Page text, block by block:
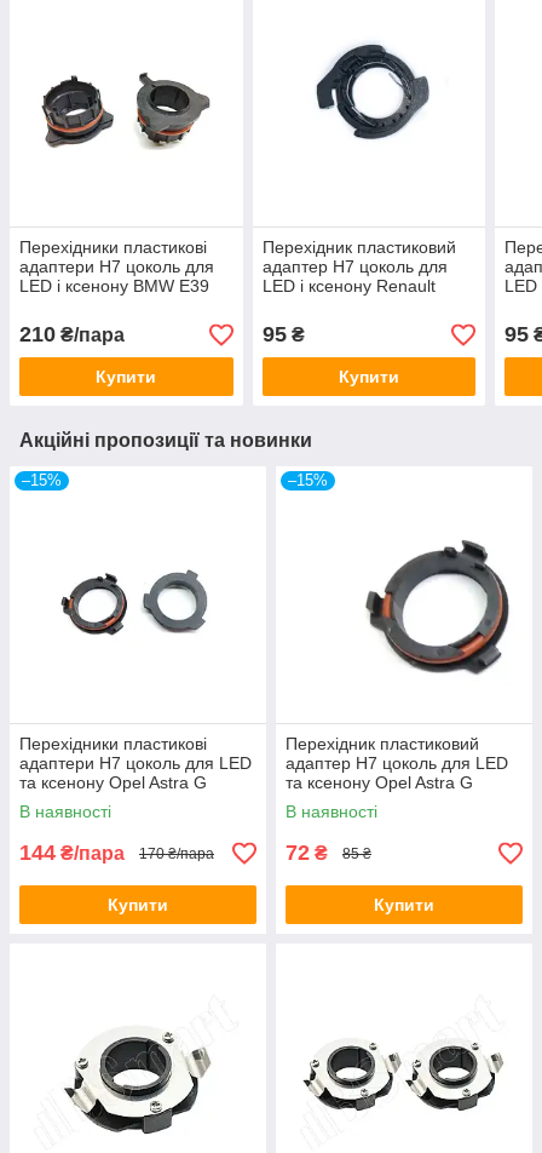
Перехідники пластикові
адаптери H7 цоколь для
LED і ксенону BMW E39
210 ₴/пара
Купити
Перехідник пластиковий
адаптер H7 цоколь для
LED і ксенону Renault
штука (150015)
95₴
Купити
LED
95
Акційні пропозиції та новинки
–15%
Перехідники пластикові
адаптери H7 цоколь для LED
та ксенону Opel Astra G
(150012)
В наявності
144 ₴/пара 170 ₴/пара
Купити
–15%
Перехідник пластиковий
адаптер H7 цоколь для LED
та ксенону Opel Astra G
(150012)
В наявності
72 ₴ 85 ₴
Купити